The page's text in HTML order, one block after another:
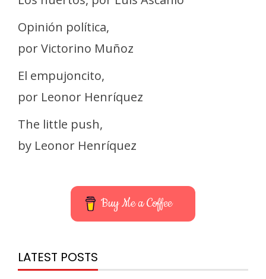
Opinión política,
por Victorino Muñoz
El empujoncito,
por Leonor Henríquez
The little push,
by Leonor Henríquez
Buy Me a Coffee
LATEST POSTS